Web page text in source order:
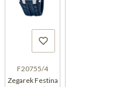
F20755/4
Zegarek Festina